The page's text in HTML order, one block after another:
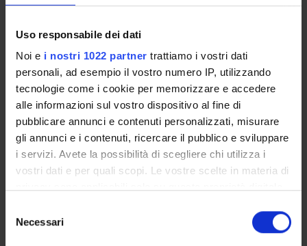
Uso responsabile dei dati
Noi e i nostri 1022 partner trattiamo i vostri dati
personali, ad esempio il vostro numero IP, utilizzando
tecnologie come i cookie per memorizzare e accedere
alle informazioni sul vostro dispositivo al fine di
pubblicare annunci e contenuti personalizzati, misurare
gli annunci e i contenuti, ricercare il pubblico e sviluppare
i servizi. Avete la possibilità di scegliere chi utilizza i
vostri dati e per quali scopi. Le vostre scelte in materia di
modificare o revocare il proprio consenso in qualsiasi
momento dalla Dichiarazione sui cookie o facendo clic
delNecessari
Agricultural and Natural Resource Economics;
ATTIVITÀ
AREE DI RICERCA
DOTTORATI DI RICERCA